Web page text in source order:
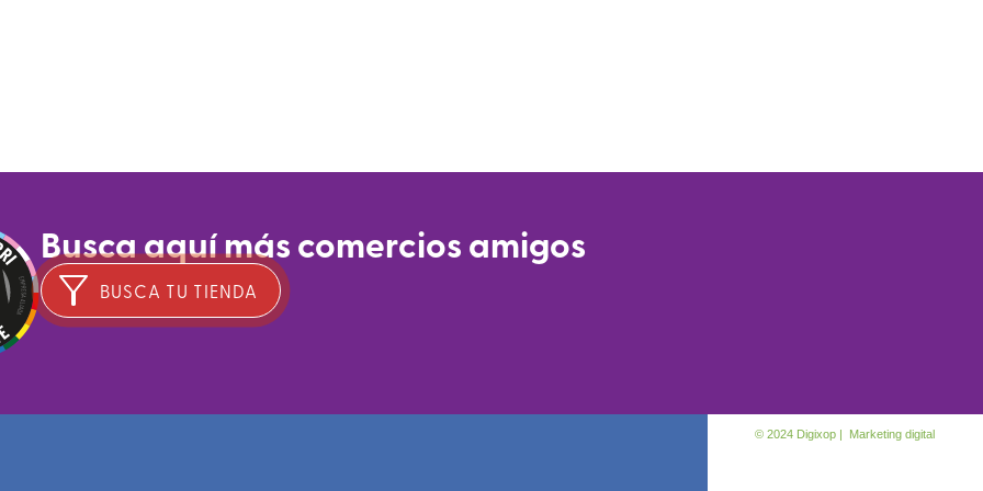
Busca aquí más comercios amigos
BUSCA TU TIENDA
© 2024 Digixop | Marketing digital